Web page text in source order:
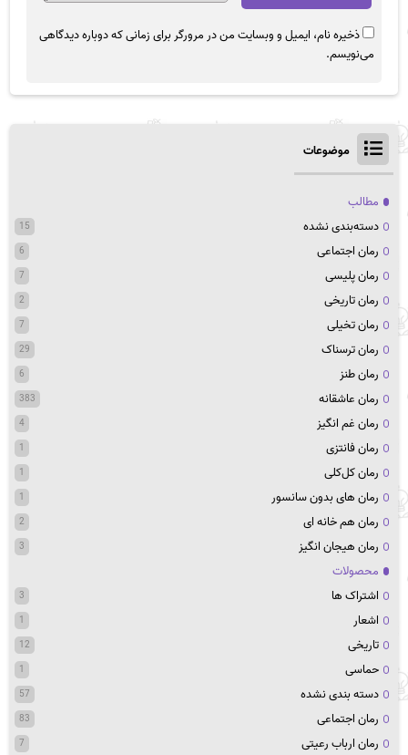
ذخیره نام، ایمیل و وبسایت من در مرورگر برای زمانی که دوباره دیدگاهی
می‌نویسم.
موضوعات
مطالب
دسته‌بندی نشده
15
رمان اجتماعی 6
رمان پلیسی 7
رمان تاریخی 2
رمان تخیلی 7
رمان ترسناک 29
رمان طنز 6
رمان عاشقانه 383
رمان غم انگیز 4
رمان فانتزی 1
رمان کل‌کلی 1
رمان های بدون سانسور 1
رمان هم خانه ای 2
رمان هیجان انگیز 3
محصولات
اشتراک ها
3
اشعار 1
تاریخی 12
حماسی 1
دسته بندی نشده 57
رمان اجتماعی 83
رمان ارباب رعیتی 7